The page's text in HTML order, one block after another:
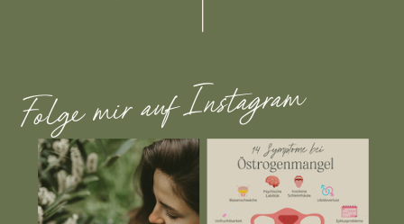
Folge mir auf Instagram